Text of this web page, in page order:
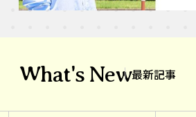
What's New最新記事